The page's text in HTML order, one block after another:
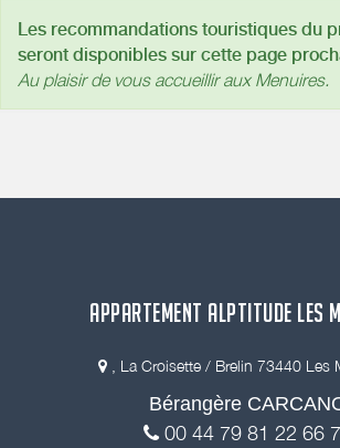
Les recommandations touristiques du
seront disponibles sur cette page
Au plaisir de vous accueillir aux Menuires.
APPARTEMENT ALPTITUDE LES
, La Croisette / Brelin 73440 Les
Bérangère
00 44 79 81 22 66